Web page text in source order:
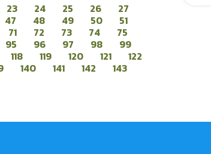
23 24 25 26
27
47 48 49 50
51
71 72 73 74
75
95 96 97 98
99
118 119 120 121
122
140 141 142 143